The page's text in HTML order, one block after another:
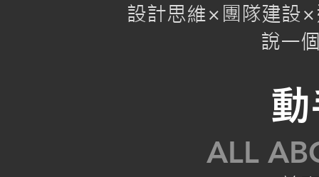
設計思維×團隊建設
說一
ALL